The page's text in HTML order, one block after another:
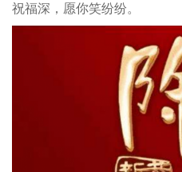
祝福深，愿你笑纷纷。